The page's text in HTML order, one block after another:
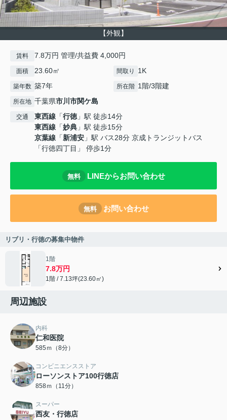
【外観】
賃料 7.8万円 管理/共益費 4,000円
面積 23.60㎡ 間取り 1K
築年数 築7年 所在階 1階/3階建
所在地 千葉県市川市関ケ島
交通 東西線 「行徳」駅 徒歩14分
東西線 「妙典 」駅 徒歩15分
京葉線 「新浦安 」駅 バス28分 京成トランジットバス
「行徳四丁目」 停歩1分
無料 LINEからお問い合わせ
無料 お問い合わせ
リブリ・行徳の募集中物件
1階
7.8万円
1階 / 7.13坪(23.60㎡)
周辺施設
内科
仁和医院
585ｍ（8分）
コンビニエンスストア
ローソンストア100行徳店
858ｍ（11分）
スーパー
西友・行徳店